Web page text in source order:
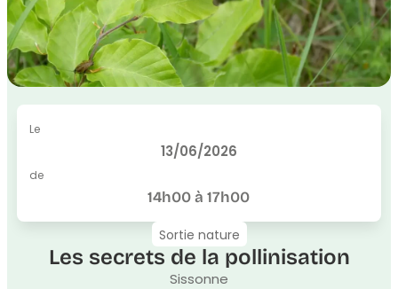
Le
13/06/2026
de
14h00 à 17h00
Sortie nature
Les secrets de la pollinisation
Sissonne